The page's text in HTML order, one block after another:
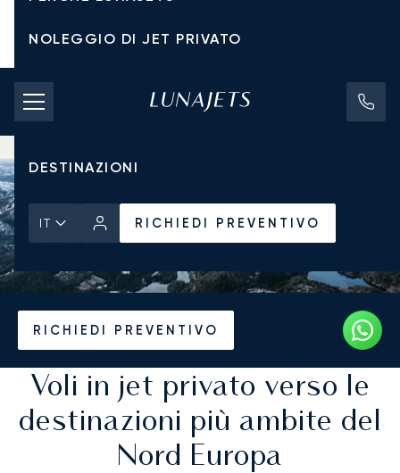
NOLEGGIO DI JET PRIVATO
TARIFFE DI NOLEGGIO
JET PRIVATI
DESTINAZIONI
IT RICHIEDI PREVENTIVO
RICHIEDI PREVENTIVO
Voli in jet privato verso le
destinazioni più ambite del
Nord Europa